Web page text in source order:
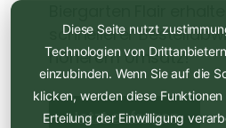
schnellerer
höherem Umsatz!
Jetzt anfragen
Diese Seite nutzt
Technologien von
einzubinden. Wenn Sie auf die
klicken, werden diese
Erteilung der Einwilligung